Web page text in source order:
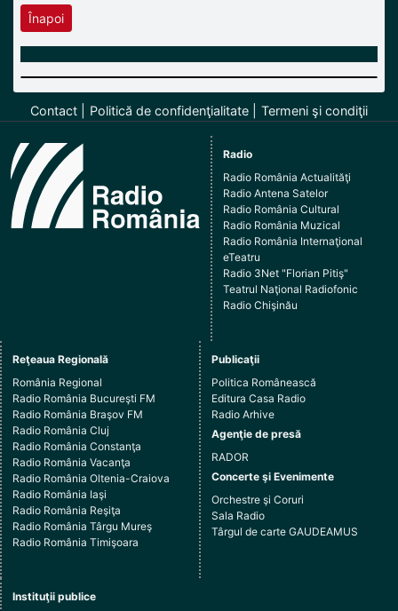
Înapoi
Contact Politică de confidenţialitate Termeni şi condiţii
Radio
Radio România Actualităţi
Radio Antena Satelor
Radio România Cultural
Radio România Muzical
Radio România Internaţional
eTeatru
Radio 3Net "Florian Pitiş"
Teatrul Naţional Radiofonic
Radio Chişinău
Reţeaua Regională
România Regional
Radio România Bucureşti FM
Radio România Braşov FM
Radio România Cluj
Radio România Constanţa
Radio România Vacanţa
Radio România Oltenia-Craiova
Radio România Iaşi
Radio România Reşiţa
Radio România Târgu Mureş
Radio România Timişoara
Publicaţii
Politica Românească
Editura Casa Radio
Radio Arhive
Agenţie de presă
RADOR
Concerte şi Evenimente
Orchestre şi Coruri
Sala Radio
Târgul de carte GAUDEAMUS
Instituţii publice